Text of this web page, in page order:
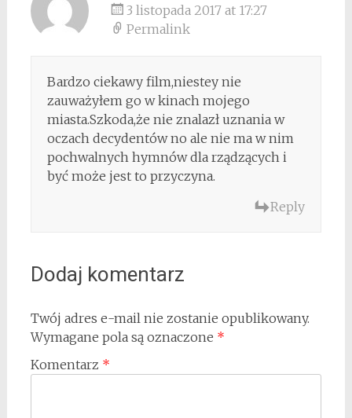
3 listopada 2017 at 17:27
Permalink
Bardzo ciekawy film,niestey nie
zauważyłem go w kinach mojego
miasta.Szkoda,że nie znalazł uznania w
oczach decydentów no ale nie ma w nim
pochwalnych hymnów dla rządzących i
być może jest to przyczyna.
Reply
Dodaj komentarz
Twój adres e-mail nie zostanie opublikowany.
Wymagane pola są oznaczone *
Komentarz *